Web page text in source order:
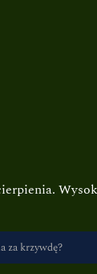
za krzywdę?